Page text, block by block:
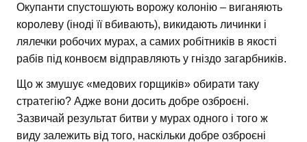
Окупанти спустошують ворожу колонію – виганяють
королеву (іноді її вбивають), викидають личинки і
лялечки робочих мурах, а самих робітників в якості
рабів під конвоєм відправляють у гніздо загарбників.
Що ж змушує «медових горщиків» обирати таку
стратегію? Адже вони досить добре озброєні.
Зазвичай результат битви у мурах одного і того ж
виду залежить від того, наскільки добре озброєні